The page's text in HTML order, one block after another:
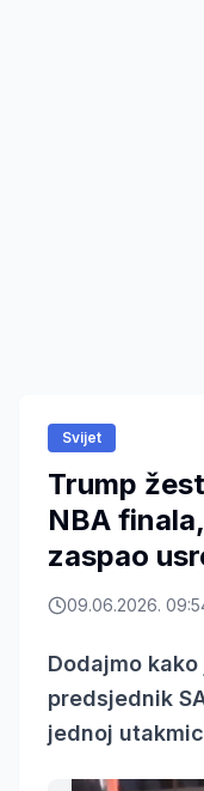
Svijet
Trump
NBA
zaspao
09.06.2026.
Dodajmo
predsjednik
jednoj